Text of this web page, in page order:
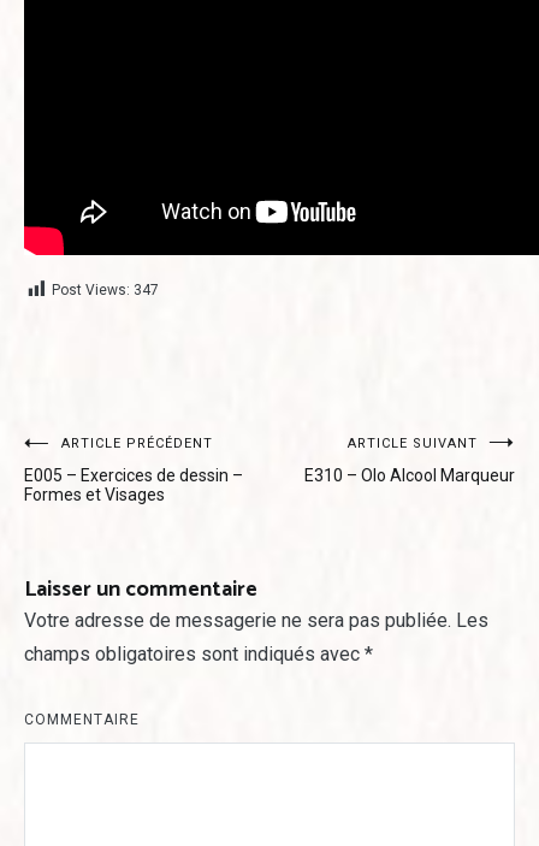
Post Views: 347
Navigation
de
ARTICLE PRÉCÉDENT
E005 – Exercices de dessin –
Formes et Visages
ARTICLE SUIVANT
E310 – Olo Alcool Marqueur
Laisser un commentaire
Votre adresse de messagerie ne sera pas publiée. Les
champs obligatoires sont indiqués avec *
COMMENTAIRE